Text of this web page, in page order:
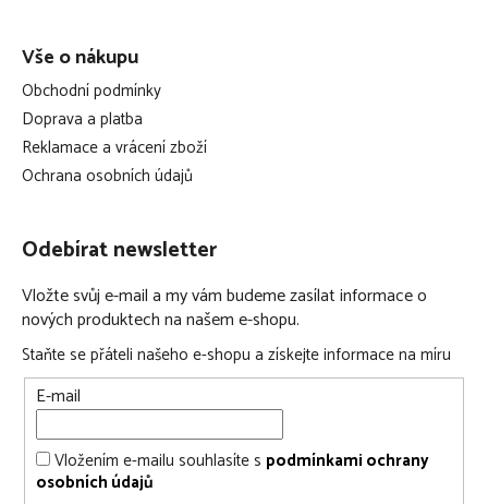
Vše o nákupu
Obchodní podmínky
Doprava a platba
Reklamace a vrácení zboží
Ochrana osobních údajů
Odebírat newsletter
Vložte svůj e-mail a my vám budeme zasílat informace o
nových produktech na našem e-shopu.
Staňte se přáteli našeho e-shopu a získejte informace na míru
E-mail
Vložením e-mailu souhlasíte s podmínkami ochrany
osobních údajů